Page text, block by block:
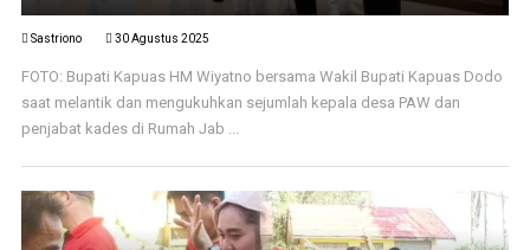
Sastriono 30 Agustus 2025
FOTO: Bupati Kapuas HM Wiyatno bersama Wakil Bupati Kapuas Dodo
saat melantik dan mengukuhkan sejumlah kepala desa PAW dan
penjabat kades di Rumah Jab ...